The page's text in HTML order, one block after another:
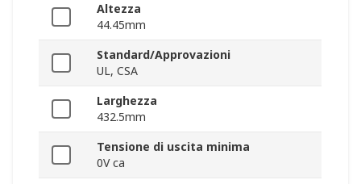
Altezza
44.45mm
Standard/Approvazioni
UL, CSA
Larghezza
432.5mm
Tensione di uscita minima
0V ca